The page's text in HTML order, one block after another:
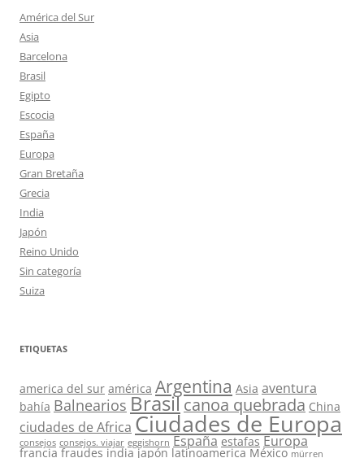
América del Sur
Asia
Barcelona
Brasil
Egipto
Escocia
España
Europa
Gran Bretaña
Grecia
India
Japón
Reino Unido
Sin categoría
Suiza
ETIQUETAS
america del sur américa Argentina Asia aventura
bahía Balnearios Brasilcanoa quebrada China
ciudades de Africa Ciudades de Europa
consejos consejos. viajar eggishorn España estafas Europa
francia fraudes india japón latinoamerica México mürren